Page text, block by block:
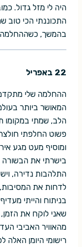
היה לי מזל גדול.
התכוננתי הכי טוב
בהמשך,
22 באפריל
ההחלמה שלי
המאושר ביותר
הלב, שמתי במקומו
פשוט החלפתי
ומוסיף מעט מגע
בישרתי את הבשורה
התלהבות נדירה,
לדחות את
בניתוח והייתי
שאני לוקח את הזמן,
מהאוויר האביבי
רישומי היומן האלה